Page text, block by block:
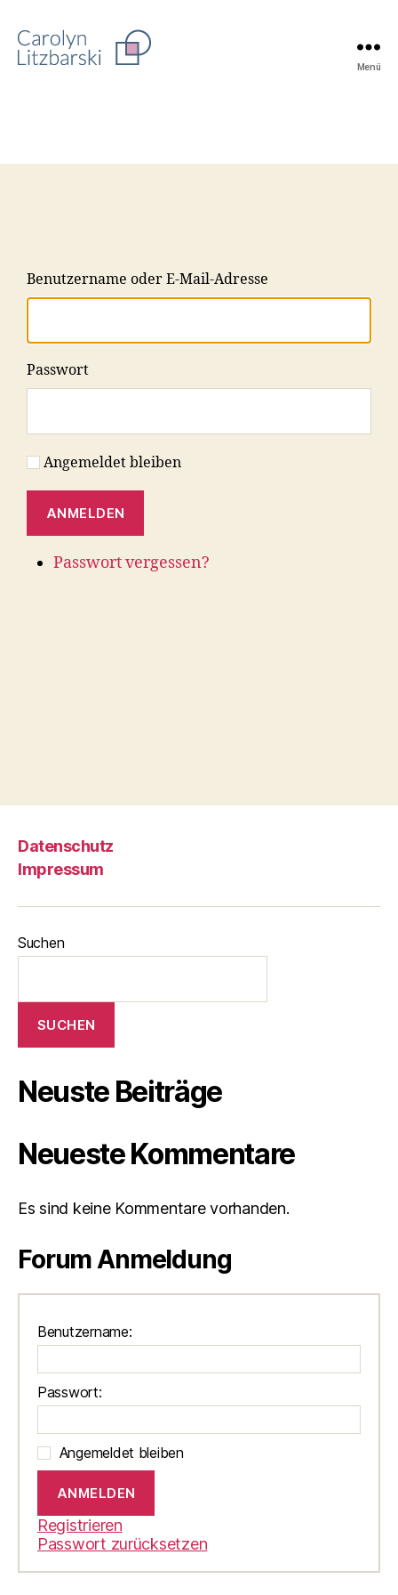
Menü
Benutzername oder E-Mail-Adresse
Passwort
Angemeldet bleiben
ANMELDEN
Passwort vergessen?
Datenschutz
Impressum
Suchen
SUCHEN
Neuste Beiträge
Neueste Kommentare
Es sind keine Kommentare vorhanden.
Forum Anmeldung
Benutzername:
Passwort:
Angemeldet bleiben
ANMELDEN
Registrieren
Passwort zurücksetzen